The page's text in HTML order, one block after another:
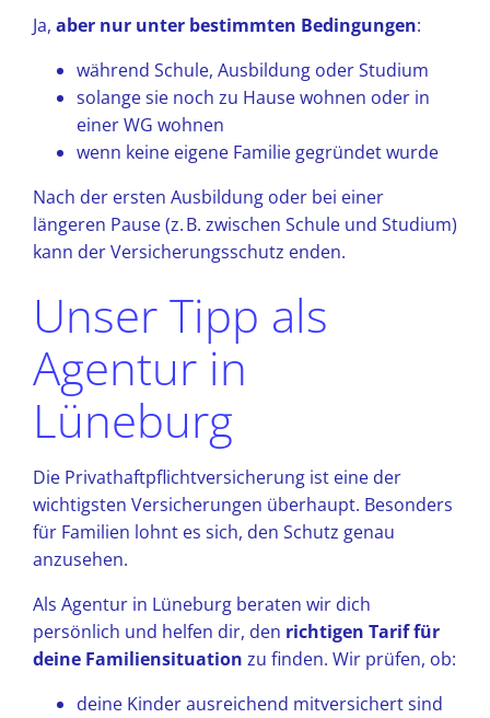
Ja, aber nur unter bestimmten Bedingungen:
während Schule, Ausbildung oder Studium
solange sie noch zu Hause wohnen oder in
einer WG wohnen
wenn keine eigene Familie gegründet wurde
Nach der ersten Ausbildung oder bei einer
längeren Pause (z. B. zwischen Schule und Studium)
kann der Versicherungsschutz enden.
Unser Tipp als
Agentur in
Lüneburg
Die Privathaftpflichtversicherung ist eine der
wichtigsten Versicherungen überhaupt. Besonders
für Familien lohnt es sich, den Schutz genau
anzusehen.
Als Agentur in Lüneburg beraten wir dich
persönlich und helfen dir, den richtigen Tarif für
deine Familiensituation zu finden. Wir prüfen, ob:
deine Kinder ausreichend mitversichert sind